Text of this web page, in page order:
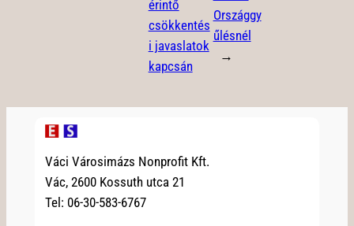
érintő
csökkentés
i javaslatok
kapcsán
Országgy
űlésnél
→
Váci Városimázs Nonprofit Kft.
Vác, 2600 Kossuth utca 21
Tel: 06-30-583-6767